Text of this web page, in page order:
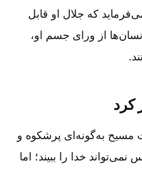
که جلال او قابل
از ورای جسم او،
کرد
آیۀ ۱۸، رسالت مسیح به‌گونه‌ای پرشکوه و
خدا را ببیند؛ اما